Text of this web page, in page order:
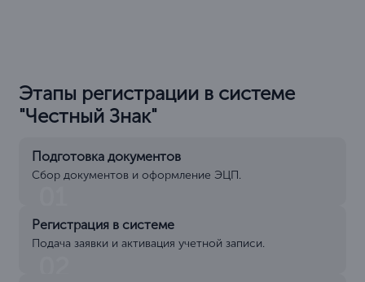
Этапы регистрации в системе
"Честный Знак"
Подготовка документов
Сбор документов и оформление ЭЦП.
Регистрация в системе
Подача заявки и активация учетной записи.